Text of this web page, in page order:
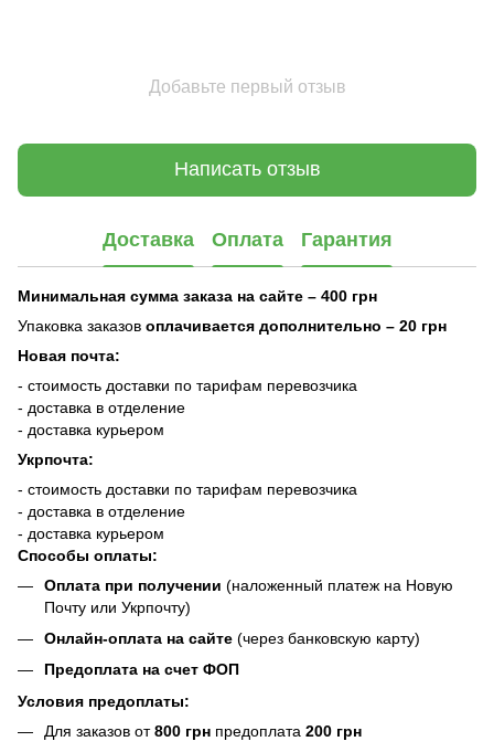
Добавьте первый отзыв
Написать отзыв
Доставка Оплата Гарантия
Минимальная сумма заказа на сайте – 400 грн
Упаковка заказов оплачивается дополнительно – 20 грн
Новая почта:
- стоимость доставки по тарифам перевозчика
- доставка в отделение
- доставка курьером
Укрпочта:
- стоимость доставки по тарифам перевозчика
- доставка в отделение
- доставка курьером
Способы оплаты:
Оплата при получении (наложенный платеж на Новую
Почту или Укрпочту)
Онлайн-оплата на сайте (через банковскую карту)
Предоплата на счет ФОП
Условия предоплаты:
Для заказов от800 грн предоплата 200 грн